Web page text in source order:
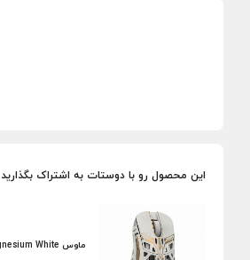
این محصول رو با دوستات به اشتراک بگذارید
ماوس WLMouse Sword X Magnesium White